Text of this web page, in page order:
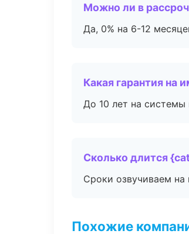
Можно ли в
Да, 0% на 6-12
Какая гарантия на
До 10 лет на системы
Сколько длится
Сроки озвучиваем на
Похожие